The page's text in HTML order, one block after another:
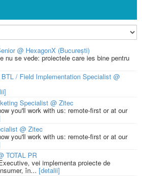
@ HexagonX (București)
nu se vede: proiectele care ies bine pentru
/ Field Implementation Specialist @
Specialist @ Zitec
you'll work with us: remote-first or at our
@ Zitec
you'll work with us: remote-first or at our
TOTAL PR
vei implementa proiecte de
în... [detalii]